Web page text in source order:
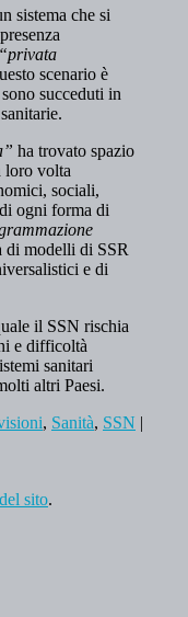
sistema che si
“privata
scenario è
succeduti in
ha trovato spazio
loro volta
sociali,
ogni forma di
di modelli di SSR
e di
il SSN rischia
e difficoltà
sanitari
altri Paesi.
, Sanità, SSN |
sito.